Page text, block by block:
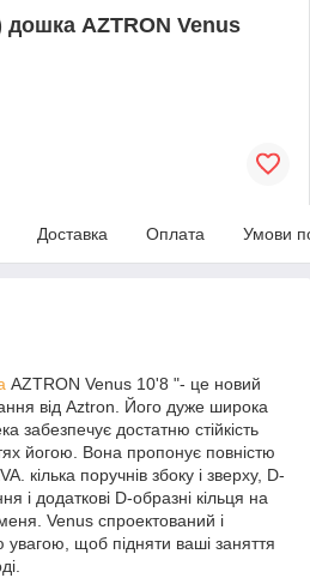
AZTRON Venus
Доставка Оплата Умови
AZTRON Venus 10'8 "- це новий
від Aztron. Його дуже широка
забезпечує достатню стійкість
йогою. Вона пропонує повністю
кілька поручнів збоку і зверху, D-
і додаткові D-образні кільця на
Venus спроектований і
увагою, щоб підняти ваші заняття